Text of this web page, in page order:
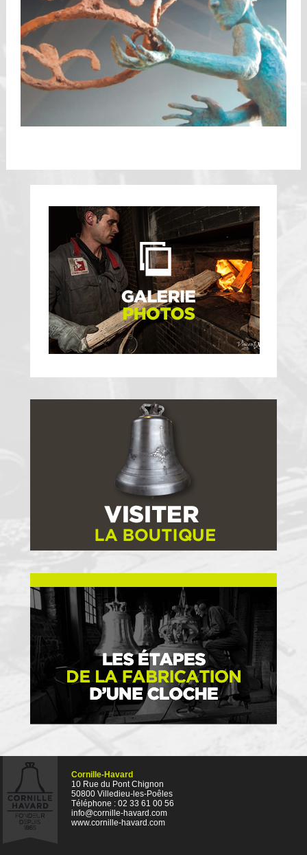
Cornille-Havard
10 Rue du Pont Chignon
50800 Villedieu-les-Poêles
Téléphone : 02 33 61 00 56
info@cornille-havard.com
www.cornille-havard.com